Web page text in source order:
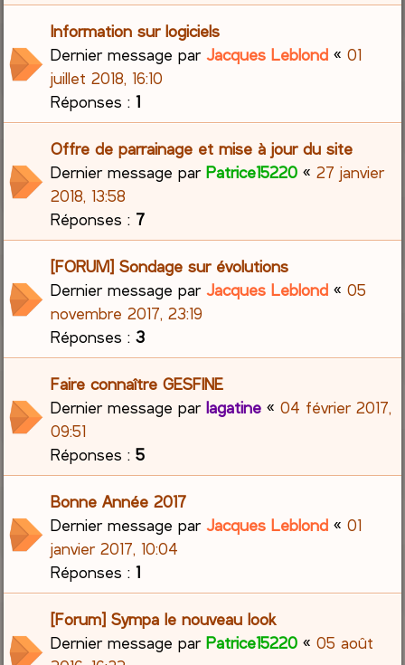
Information sur logiciels
Dernier message parJacques Leblond «01
juillet 2018, 16:10
Réponses :1
Offre de parrainage et mise à jour du site
Dernier message parPatrice15220 «27 janvier
2018, 13:58
Réponses : 7
[FORUM] Sondage sur évolutions
Dernier message parJacques Leblond «05
novembre 2017, 23:19
Réponses :3
Faire connaître GESFINE
Dernier message parlagatine «04 février 2017,
09:51
Réponses :5
Bonne Année 2017
Dernier message parJacques Leblond «01
janvier 2017, 10:04
Réponses :1
[Forum] Sympa le nouveau look
Dernier message parPatrice15220 «05 août